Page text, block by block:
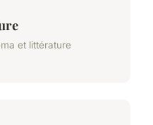
et littérature